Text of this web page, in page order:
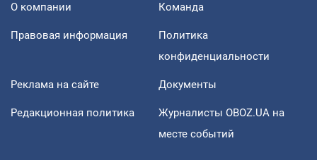
О компании Команда
Правовая информация
Политика
конфиденциальности
Реклама на сайте Документы
Редакционная политика
Журналисты OBOZ.UA на
месте событий